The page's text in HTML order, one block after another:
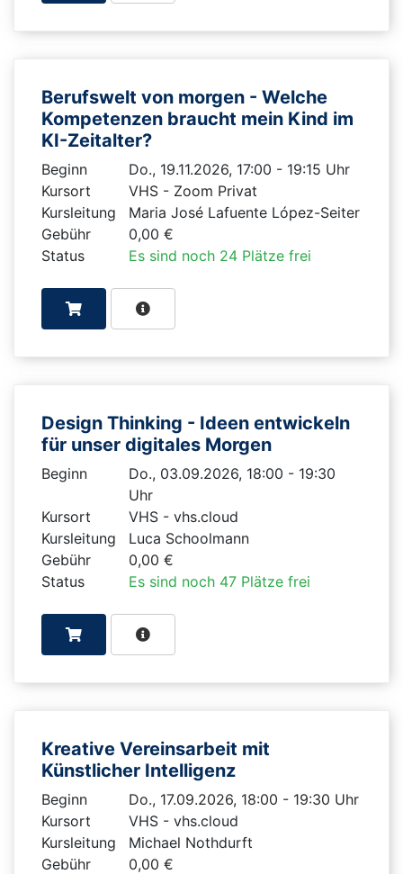
Berufswelt von morgen - Welche
Kompetenzen braucht mein Kind im
KI-Zeitalter?
Beginn
Do., 19.11.2026, 17:00 - 19:15 Uhr
Kursort
VHS - Zoom Privat
Kursleitung
Maria José Lafuente López-Seiter
Gebühr
0,00 €
Status
Es sind noch 24 Plätze frei
Design Thinking - Ideen entwickeln
für unser digitales Morgen
Beginn
Do., 03.09.2026, 18:00 - 19:30
Uhr
Kursort
VHS - vhs.cloud
Kursleitung
Luca Schoolmann
Gebühr
0,00 €
Status
Es sind noch 47 Plätze frei
Kreative Vereinsarbeit mit
Künstlicher Intelligenz
Beginn
Do., 17.09.2026, 18:00 - 19:30 Uhr
Kursort
VHS - vhs.cloud
Kursleitung
Michael Nothdurft
Gebühr
0,00 €